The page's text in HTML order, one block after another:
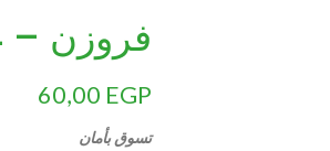
فروزن – 24 قطعة
60,00 EGP
تسوق بأمان